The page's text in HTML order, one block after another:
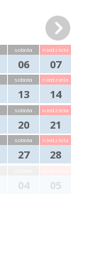
sobota
06
niedziela
07
sobota
13
niedziela
14
sobota
20
niedziela
21
sobota
27
niedziela
28
04 05